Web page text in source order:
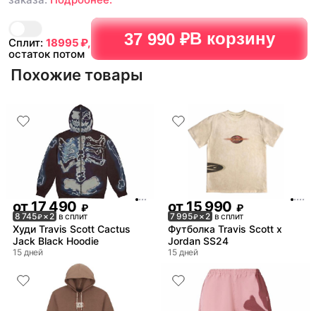
Сплит: 18995₽,
остаток потом
37 990 ₽В корзину
Похожие товары
от 17 490 ₽
8 745₽× 2 в сплит
Худи Travis Scott Cactus
Jack Black Hoodie
15 дней
от 15 990 ₽
7 995₽× 2 в сплит
Футболка Travis Scott x
Jordan SS24
15 дней